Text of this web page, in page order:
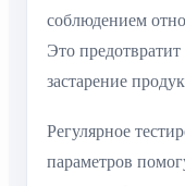
соблюдением
Это
застарение
Регулярное
параметров